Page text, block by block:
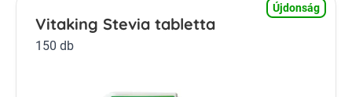
Újdonság
Vitaking Stevia tabletta
150 db